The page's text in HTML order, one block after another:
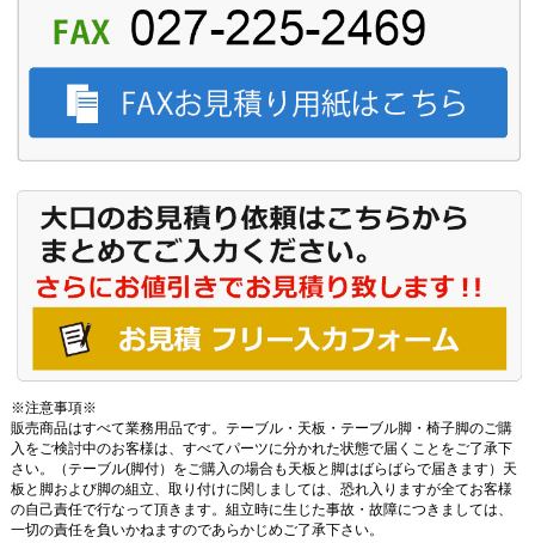
※注意事項※
販売商品はすべて業務用品です。テーブル・天板・テーブル脚・椅子脚のご購
入をご検討中のお客様は、すべてパーツに分かれた状態で届くことをご了承下
さい。（テーブル(脚付）をご購入の場合も天板と脚はばらばらで届きます）天
板と脚および脚の組立、取り付けに関しましては、恐れ入りますが全てお客様
の自己責任で行なって頂きます。組立時に生じた事故・故障につきましては、
一切の責任を負いかねますのであらかじめご了承下さい。